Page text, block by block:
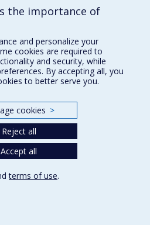
the importance of
and personalize your
cookies are required to
and security, while
By accepting all, you
to better serve you.
cookies >
Reject all
Accept all
terms of use.